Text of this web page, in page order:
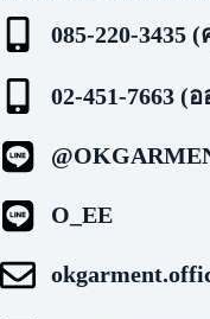
085-220-3435
02-451-7663 (
O_EE